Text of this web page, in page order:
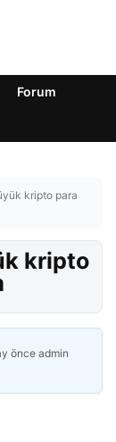
Forum
kripto para
kripto
önce admin